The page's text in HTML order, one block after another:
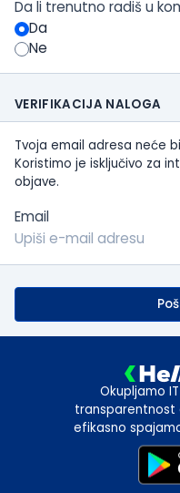
Da li trenutno radiš u
Da
Ne
VERIFIKACIJA NALOGA
Tvoja email adresa neće
Koristimo je isključivo za
objave.
Email
Okupljamo
transparentnost
efikasno